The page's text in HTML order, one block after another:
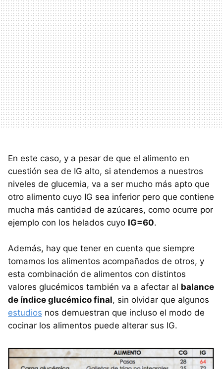
En este caso, y a pesar de que el alimento en
cuestión sea de IG alto, si atendemos a nuestros
niveles de glucemia, va a ser mucho más apto que
otro alimento cuyo IG sea inferior pero que contiene
mucha más cantidad de azúcares, como ocurre por
ejemplo con los helados cuyo IG=60.
Además, hay que tener en cuenta que siempre
tomamos los alimentos acompañados de otros, y
esta combinación de alimentos con distintos
valores glucémicos también va a afectar al balance
de índice glucémico final, sin olvidar que algunos
estudios nos demuestran que incluso el modo de
cocinar los alimentos puede alterar sus IG.